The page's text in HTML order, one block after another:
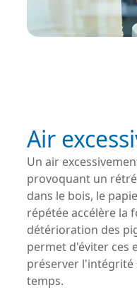
Air
Un air
provoquant un
dans le bois, le
répétée accélère la
détérioration des
permet d'éviter ces
préserver l'intégrité
temps.